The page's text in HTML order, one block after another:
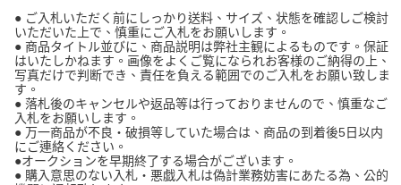
● ご入札いただく前にしっかり送料、サイズ、状態を確認しご検討
いただいた上で、慎重にご入札をお願いします。
● 商品タイトル並びに、商品説明は弊社主観によるものです。保証
はいたしかねます。画像をよくご覧になられお客様のご納得の上、
写真だけで判断でき、責任を負える範囲でのご入札をお願い致しま
す。
● 落札後のキャンセルや返品等は行っておりませんので、慎重なご
入札をお願いします。
● 万一商品が不良・破損等していた場合は、商品の到着後5日以内
にご連絡ください。
●オークションを早期終了する場合がございます。
● 購入意思のない入札・悪戯入札は偽計業務妨害にあたる為、公的